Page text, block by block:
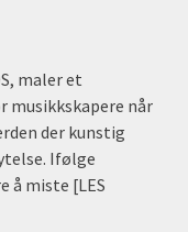
maler et
når
der kunstig
Ifølge
å miste [LES